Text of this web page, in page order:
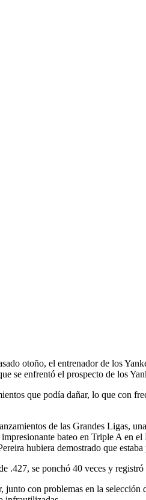
otoño, el entrenador de los
se enfrentó el prospecto de los
que podía dañar, lo que con
de las Grandes Ligas,
bateo en Triple A en
hubiera demostrado que
se ponchó 40 veces y
con problemas en la